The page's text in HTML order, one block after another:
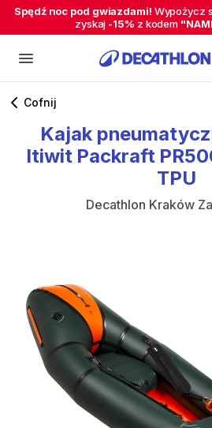
Spędź noc pod gwiazdami! Wypożycz
zyskaj -15% z kodem
Cofnij
Kajak
Itiwit Packraft
TPU
Decathlon Kraków